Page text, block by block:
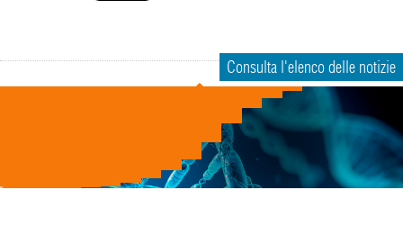
Consulta l'elenco delle notizie